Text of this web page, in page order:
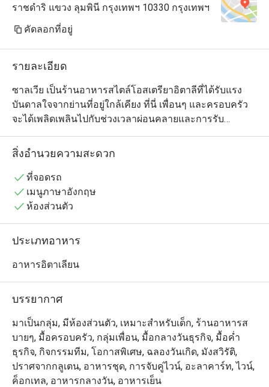
outstanding and definitely on a
different level from a typical
neighborhood restaurant.
​Thank you for making my trip even
more special with such a memorable
dining experience. I truly enjoyed my
meal.
ราชดำริ แขวง ลุมพินี กรุงเทพฯ 10330 กรุงเทพฯ
คัดลอกที่อยู่
รายละเอียด
ซาลเวีย เป็นร้านอาหารสไตล์โอสเตรียาอิตาลีที่ได้รับแรง
บันดาลใจจากย่านที่อยู่ใกล้เคียง ที่นี่ เพื่อนๆ และครอบครัว
จะได้เพลิดเพลินไปกับช่วงเวลาผ่อนคลายและการรับ
ประทานอาหารร่วมกัน เมนูประกอบไปด้วยเนื้อโคลด์คัท
สไตล์อิตาลีและชีสไม่พาสเจอร์ไรส์ พิซซ่านาโปลิตาน่าอบ
เลิศ
สิ่งอำนวยความสะดวก
ที่จอดรถ
เมนูภาษาอังกฤษ
ห้องส่วนตัว
ประเภทอาหาร
อาหารอิตาเลียน
บรรยากาศ
มาเป็นกลุ่ม, มีห้องส่วนตัว, เหมาะสำหรับเด็ก, ร้านอาหารส
บายๆ, มื้อครอบครัว, กลุ่มเพื่อน, มื้อกลางวันธุรกิจ, มื้อค่ำ
ธุรกิจ, กิจกรรมทีม, โอกาสพิเศษ, ฉลองวันเกิด, มังสวิรัติ,
ปราศจากกลูเตน, อาหารชุด, การจับคู่ไวน์, อะลาคาร์ท, ไวน์,
ค็อกเทล, อาหารกลางวัน, อาหารเย็น